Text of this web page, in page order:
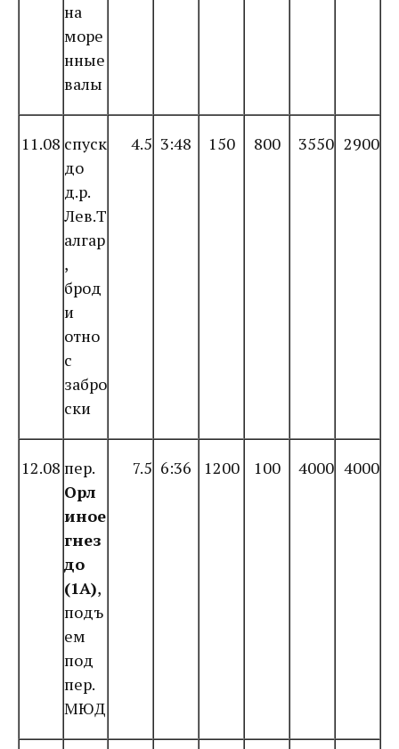
на
море
нные
валы
11.08 спуск
до
д.р.
Лев.Т
алгар
,
брод
и
отно
с
забро
ски
4.5 3:48 150 800 3550 2900
12.08 пер.
Орл
иное
гнез
до
(1А),
подъ
ем
под
пер.
МЮД
7.5 6:36 1200 100 4000 4000